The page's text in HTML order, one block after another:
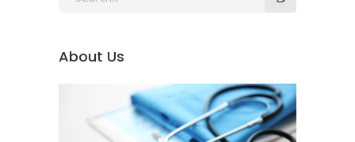
About Us